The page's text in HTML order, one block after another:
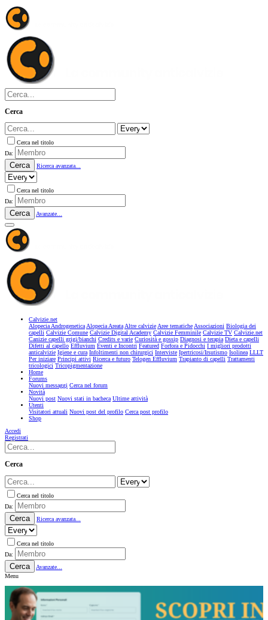
Cerca
Cerca nel titolo
Da:
Cerca Ricerca avanzata...
Cerca nel titolo
Da:
Cerca Avanzate...
Calvizie.net
Alopecia AndrogeneticaAlopecia AreataAltre calvizieAree tematicheAssociazioni Biologia dei
capelli Calvizie Comune Calvizie Digital Academy Calvizie Femminile Calvizie TV Calvizie.net
Canizie capelli grigi/bianchi Credits e varie Curiosità e gossip Diagnosi e terapia Dieta e capelli
Difetti al capello Effluvium Eventi e Incontri Featured Forfora e Pidocchi I migliori prodotti
anticalvizie Igiene e cura Infoltimenti non chirurgici Interviste Ipertricosi/Irsutismo Isolinea LLLT
Per iniziare Principi attivi Ricerca e futuro Telogen Effluvium Trapianto di capelli Trattamenti
tricologici Tricopigmentazione
Home
Forums
Nuovi messaggi Cerca nel forum
Novità
Nuovi post Nuovi stati in bacheca Ultime attività
Utenti
Visitatori attuali Nuovi post del profilo Cerca post profilo
Shop
Accedi
Registrati
Cerca
Cerca nel titolo
Da:
Cerca Ricerca avanzata...
Cerca nel titolo
Da:
Cerca
Avanzate...
Menu